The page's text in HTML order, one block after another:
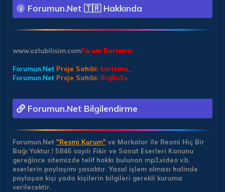
Forumun.Net 🇹🇷 Hakkında
Forum Barinma:
www.ozlubilisim.com
Forumun.Net Proje Sahibi: karizma_
Forumun.Net Proje Sahibi: BiqBoSs
Forumun.Net Bilgilendirme
Forumun.Net "Resmi Kurum" ve Markalar ile Resmi Hiç Bir
Bağı Yoktur.! 5846 sayılı Fikir ve Sanat Eserleri Kanunu
gereğince sitemizde telif hakkı bulunan mp3,video v.b.
eserlerin paylaşımı yasaktır. Yasal işlem olması halinde
paylaşan kişi yada kişilerin bilgileri gerekli kuruma
verilecektir.